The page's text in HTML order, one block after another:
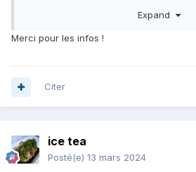
limonite, par exemple réagissent en
Expand
Merci pour les infos !
Citer
ice tea
Posté(e) 13 mars 2024